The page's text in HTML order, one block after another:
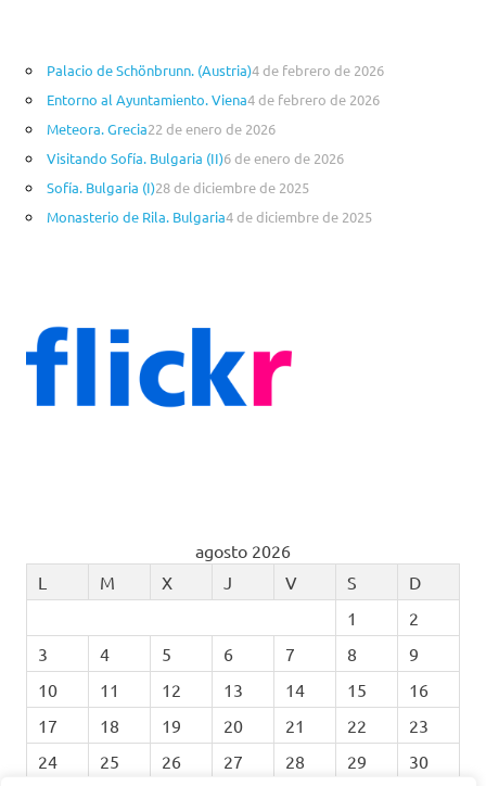
r
í
a
s
Palacio de Schönbrunn. (Austria)4 de febrero de 2026
Entorno al Ayuntamiento. Viena4 de febrero de 2026
Meteora. Grecia22 de enero de 2026
Visitando Sofía. Bulgaria (II)6 de enero de 2026
Sofía. Bulgaria (I)28 de diciembre de 2025
Monasterio de Rila. Bulgaria4 de diciembre de 2025
agosto 2026
L
M X J V S
D
1
2
3
4 5 6 7 8
9
10
11 12 13 14 15
16
17
18 19 20 21 22
23
24
25 26 27 28 29 30